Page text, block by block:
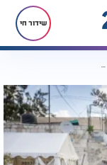
שידור חי
התגלית המטלטלת של המקובלים: זו הסיבה שאסור לקרוא לילדים בשמות של פירות ועצים